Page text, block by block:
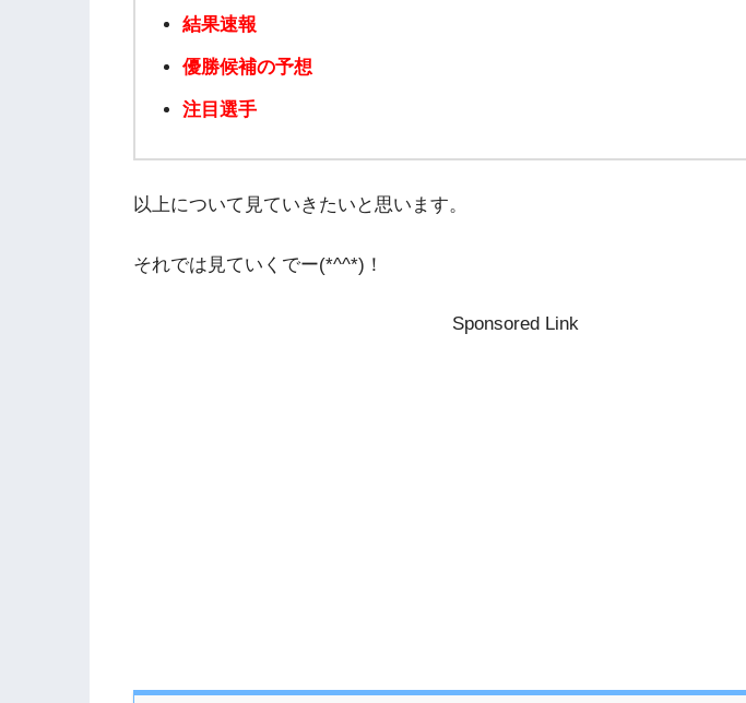
結果速報
優勝候補の予想
注目選手
以上について見ていきたいと思います。
それでは見ていくでー(*^^*)！
Sponsored Link